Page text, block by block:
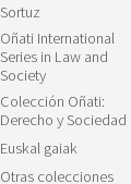
Sortuz
Oñati International
Series in Law and
Society
Colección Oñati:
Derecho y Sociedad
Euskal gaiak
Otras colecciones